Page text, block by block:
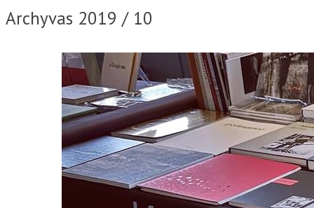
Archyvas 2019 / 10